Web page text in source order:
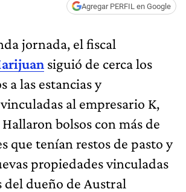
Agregar PERFIL en Google
jornada, el fiscal
siguió de cerca los
a las estancias y
al empresario K,
Hallaron bolsos con más de
que tenían restos de pasto y
propiedades vinculadas
del dueño de Austral